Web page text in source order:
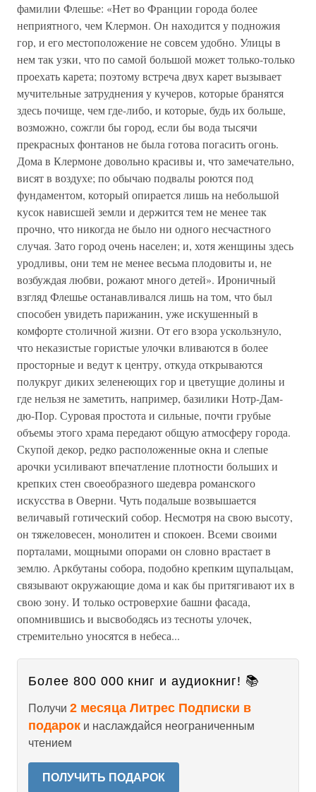
фамилии Флешье: «Нет во Франции города более
неприятного, чем Клермон. Он находится у подножия
гор, и его местоположение не совсем удобно. Улицы в
нем так узки, что по самой большой может только-только
проехать карета; поэтому встреча двух карет вызывает
мучительные затруднения у кучеров, которые бранятся
здесь почище, чем где-либо, и которые, будь их больше,
возможно, сожгли бы город, если бы вода тысячи
прекрасных фонтанов не была готова погасить огонь.
Дома в Клермоне довольно красивы и, что замечательно,
висят в воздухе; по обычаю подвалы роются под
фундаментом, который опирается лишь на небольшой
кусок нависшей земли и держится тем не менее так
прочно, что никогда не было ни одного несчастного
случая. Зато город очень населен; и, хотя женщины здесь
уродливы, они тем не менее весьма плодовиты и, не
возбуждая любви, рожают много детей». Ироничный
взгляд Флешье останавливался лишь на том, что был
способен увидеть парижанин, уже искушенный в
комфорте столичной жизни. От его взора ускользнуло,
что неказистые гористые улочки вливаются в более
просторные и ведут к центру, откуда открываются
полукруг диких зеленеющих гор и цветущие долины и
где нельзя не заметить, например, базилики Нотр-Дам-
дю-Пор. Суровая простота и сильные, почти грубые
объемы этого храма передают общую атмосферу города.
Скупой декор, редко расположенные окна и слепые
арочки усиливают впечатление плотности больших и
крепких стен своеобразного шедевра романского
искусства в Оверни. Чуть подальше возвышается
величавый готический собор. Несмотря на свою высоту,
он тяжеловесен, монолитен и спокоен. Всеми своими
порталами, мощными опорами он словно врастает в
землю. Аркбутаны собора, подобно крепким щупальцам,
связывают окружающие дома и как бы притягивают их в
свою зону. И только островерхие башни фасада,
опомнившись и высвободясь из тесноты улочек,
стремительно уносятся в небеса...
Более 800 000 книг и аудиокниг! 📚
Получи 2 месяца Литрес Подписки в
подарок и наслаждайся неограниченным
чтением
ПОЛУЧИТЬ ПОДАРОК